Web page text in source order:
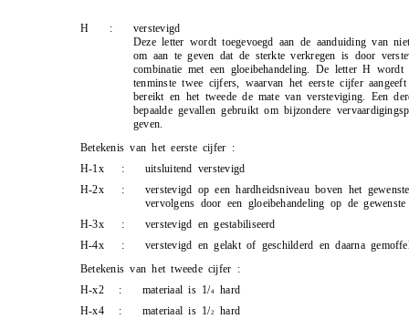
H :
verstevigd
Deze letter wordt toegevoegd aan de aanduiding van
om aan te geven dat de sterkte verkregen is door
combinatie met een gloeibehandeling. De letter H wordt
tenminste twee cijfers, waarvan het eerste cijfer
bereikt en het tweede de mate van versteviging. Een
bepaalde gevallen gebruikt om bijzondere
geven.
Betekenis van het eerste cijfer :
H-1x
:
uitsluitend verstevigd
H-2x
:
verstevigd op een hardheidsniveau boven het
vervolgens door een gloeibehandeling op de gewenste
H-3x
:
verstevigd en gestabiliseerd
H-4x
:
verstevigd en gelakt of geschilderd en daarna
Betekenis van het tweede cijfer :
H-x2
: materiaal is 1/4hard
H-x4
: materiaal is 1/2
hard